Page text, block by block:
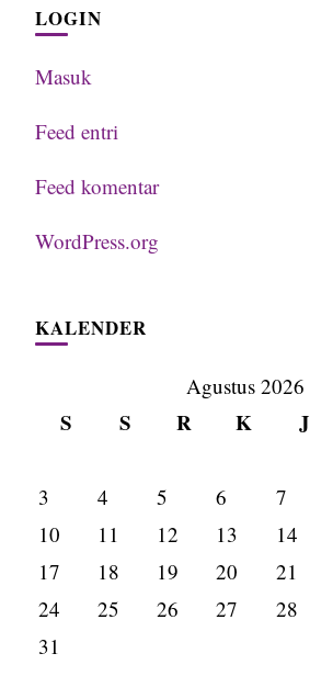
LOGIN
Masuk
Feed entri
Feed komentar
WordPress.org
KALENDER
Agustus 2026
S S R K J
3
4 5 6 7
10
11 12 13 14
17
18 19 20 21
24
25 26 27 28
31